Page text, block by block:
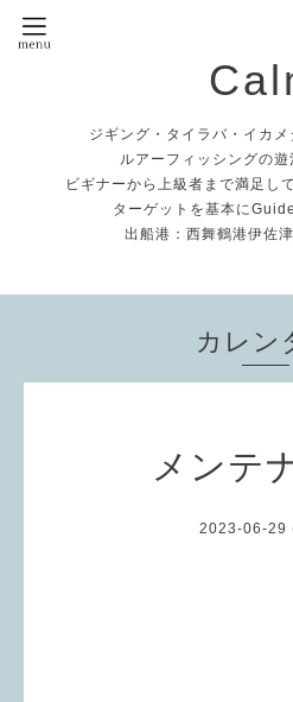
ジギング・タイラバ・イカ
ルアーフィッシングの遊
ビギナーから上級者まで満足し
ターゲットを基本に
出船港：西舞鶴港伊佐
カレン
メンテ
2023-06-29